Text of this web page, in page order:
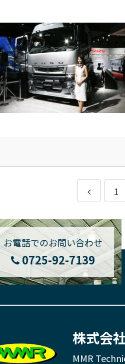
1
お電話でのお問い合わせ
0725-92-7139
株式会
MMR